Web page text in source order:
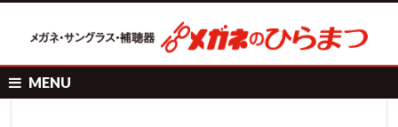
MENU